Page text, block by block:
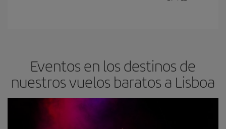
Eventos en los destinos de
nuestros vuelos baratos a Lisboa